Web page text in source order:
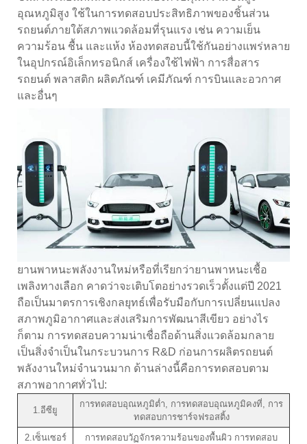
อุณหภูมิสูง ใช้ในการทดสอบประสิทธิภาพของชิ้นส่วน
รถยนต์ภายใต้สภาพแวดล้อมที่รุนแรง เช่น ความเย็น
ความร้อน ชื้น และแห้ง ห้องทดสอบนี้ใช้กันอย่างแพร่หลาย
ในอุปกรณ์อิเล็กทรอนิกส์ เครื่องใช้ไฟฟ้า การสื่อสาร
รถยนต์ พลาสติก ผลิตภัณฑ์ เคมีภัณฑ์ การบินและอวกาศ
และอื่นๆ
ยานพาหนะพลังงานใหม่หรือที่เรียกว่ายานพาหนะเชื้อ
เพลิงทางเลือก คาดว่าจะเติบโตอย่างรวดเร็วตั้งแต่ปี 2021
ถือเป็นมาตรการเชิงกลยุทธ์เพื่อรับมือกับการเปลี่ยนแปลง
สภาพภูมิอากาศและส่งเสริมการพัฒนาสีเขียว อย่างไร
ก็ตาม การทดสอบความน่าเชื่อถือด้านสิ่งแวดล้อมกลาย
เป็นสิ่งจำเป็นในกระบวนการ R&D ก่อนการผลิตรถยนต์
พลังงานใหม่จำนวนมาก ด้านล่างนี้คือการทดสอบตาม
สภาพอากาศทั่วไป:
1.อีซียู
การทดสอบอุณหภูมิต่ำ, การทดสอบอุณหภูมิคงที่, การ
ทดสอบการชาร์จฟรอสติ้ง
2.เซ็นเซอร์
การทดสอบวัฏจักรความร้อนของพื้นผิว การทดสอบ